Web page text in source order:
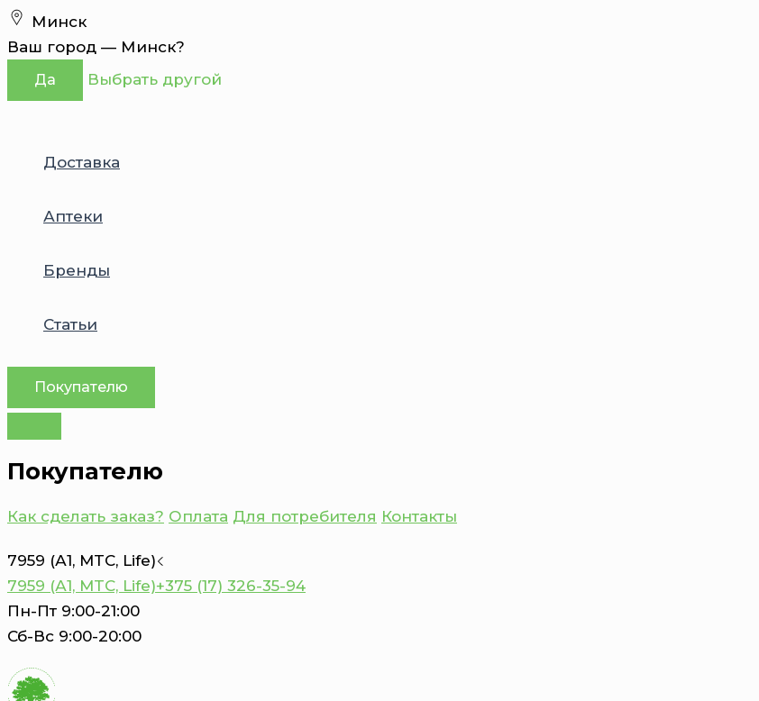
Перейти
к
содержимому
Минск
Ваш город — Минск?
Да Выбрать другой
Доставка
Аптеки
Бренды
Статьи
Покупателю
Покупателю
Как сделать заказ? Оплата Для потребителя Контакты
7959 (А1, MTC, Life)
7959 (А1, MTC, Life)+375 (17) 326-35-94
Пн-Пт 9:00-21:00
Сб-Вс 9:00-20:00